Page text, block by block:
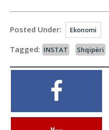
Posted Under: Ekonomi
Tagged: INSTAT Shqipëri